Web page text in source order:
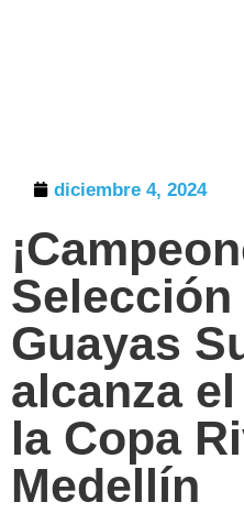
diciembre 4, 2024
Selección
Guayas
alcanza
la Copa
Medellín